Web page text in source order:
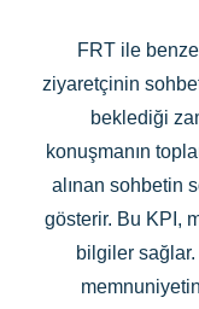
FRT ile
ziyaretçinin
beklediği
konuşmanın
alınan sohbetin
gösterir. Bu KPI,
bilgiler